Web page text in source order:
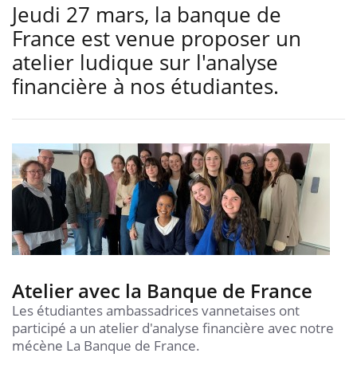
Jeudi 27 mars, la banque de
France est venue proposer un
atelier ludique sur l'analyse
financière à nos étudiantes.
Atelier avec la Banque de France
Les étudiantes ambassadrices vannetaises ont
participé a un atelier d'analyse financière avec notre
mécène La Banque de France.